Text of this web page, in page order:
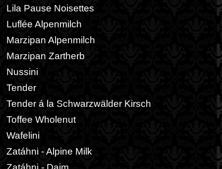
Lila Pause Noisettes
Luflée Alpenmilch
Marzipan Alpenmilch
Marzipan Zartherb
Nussini
Tender
Tender á la Schwarzwälder Kirsch
Toffee Wholenut
Wafelini
Zatáhni - Alpine Milk